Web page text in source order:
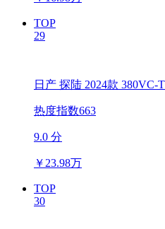
TOP
29
日产 探陆 2024款 380VC-
热度指数663
9.0 分
￥ 23.98万
TOP
30